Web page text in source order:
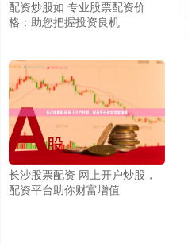
配资炒股如 专业股票配资价
格：助您把握投资良机
长沙股票配资 网上开户炒股，
配资平台助你财富增值